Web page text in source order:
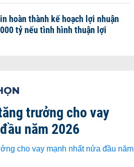
hoàn thành kế hoạch lợi nhuận
tỷ nếu tình hình thuận lợi
trưởng cho vay
năm 2026